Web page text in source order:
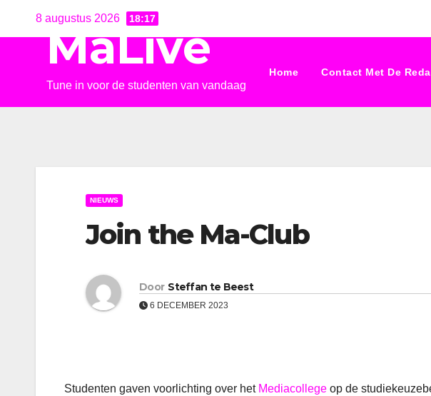
8 augustus 2026 18:17
MaLive
Tune in voor de studenten van vandaag
Home Contact Met De
NIEUWS
Join the Ma-Club
Door Steffan te Beest
6 DECEMBER 2023
Studenten gaven voorlichting over het Mediacollege op de